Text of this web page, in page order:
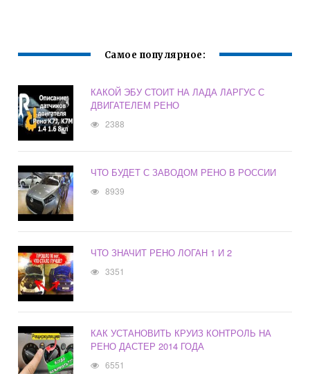
Самое популярное:
КАКОЙ ЭБУ СТОИТ НА ЛАДА ЛАРГУС С
ДВИГАТЕЛЕМ РЕНО
2388
ЧТО БУДЕТ С ЗАВОДОМ РЕНО В РОССИИ
8939
ЧТО ЗНАЧИТ РЕНО ЛОГАН 1 И 2
3351
КАК УСТАНОВИТЬ КРУИЗ КОНТРОЛЬ НА
РЕНО ДАСТЕР 2014 ГОДА
6551